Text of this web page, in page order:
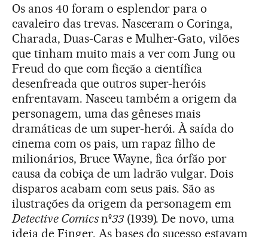
Os anos 40 foram o esplendor para o
cavaleiro das trevas. Nasceram o Coringa,
Charada, Duas-Caras e Mulher-Gato, vilões
que tinham muito mais a ver com Jung ou
Freud do que com ficção a científica
desenfreada que outros super-heróis
enfrentavam. Nasceu também a origem da
personagem, uma das gêneses mais
dramáticas de um super-herói. À saída do
cinema com os pais, um rapaz filho de
milionários, Bruce Wayne, fica órfão por
causa da cobiça de um ladrão vulgar. Dois
disparos acabam com seus pais. São as
ilustrações da origem da personagem em
Detective Comicsnº33(1939). De novo, uma
ideia de Finger. As bases do sucesso estavam